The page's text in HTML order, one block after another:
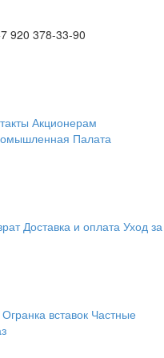
920 378-33-90
Акционерам
Палата
Доставка и оплата Уход за
Огранка вставок Частные